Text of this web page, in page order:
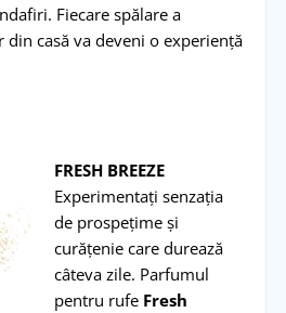
Fiecare spălare a
casă va deveni o experiență
FRESH BREEZE
Experimentați senzația
de prospețime și
curățenie care durează
câteva zile. Parfumul
pentru rufe Fresh